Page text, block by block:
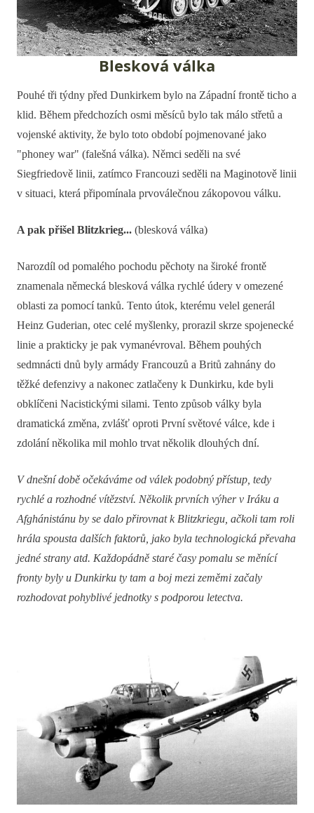
Blesková válka
Pouhé tři týdny před Dunkirkem bylo na Západní frontě ticho a
klid. Během předchozích osmi měsíců bylo tak málo střetů a
vojenské aktivity, že bylo toto období pojmenované jako
"phoney war" (falešná válka). Němci seděli na své
Siegfriedově linii, zatímco Francouzi seděli na Maginotově linii
v situaci, která připomínala prvoválečnou zákopovou válku.
A pak přišel Blitzkrieg... (blesková válka)
Narozdíl od pomalého pochodu pěchoty na široké frontě
znamenala německá blesková válka rychlé údery v omezené
oblasti za pomocí tanků. Tento útok, kterému velel generál
Heinz Guderian, otec celé myšlenky, prorazil skrze spojenecké
linie a prakticky je pak vymanévroval. Během pouhých
sedmnácti dnů byly armády Francouzů a Britů zahnány do
těžké defenzivy a nakonec zatlačeny k Dunkirku, kde byli
obklíčeni Nacistickými silami. Tento způsob války byla
dramatická změna, zvlášť oproti První světové válce, kde i
zdolání několika mil mohlo trvat několik dlouhých dní.
V dnešní době očekáváme od válek podobný přístup, tedy
rychlé a rozhodné vítězství. Několik prvních výher v Iráku a
Afghánistánu by se dalo přirovnat k Blitzkriegu, ačkoli tam roli
hrála spousta dalších faktorů, jako byla technologická převaha
jedné strany atd. Každopádně staré časy pomalu se měnící
fronty byly u Dunkirku ty tam a boj mezi zeměmi začaly
rozhodovat pohyblivé jednotky s podporou letectva.